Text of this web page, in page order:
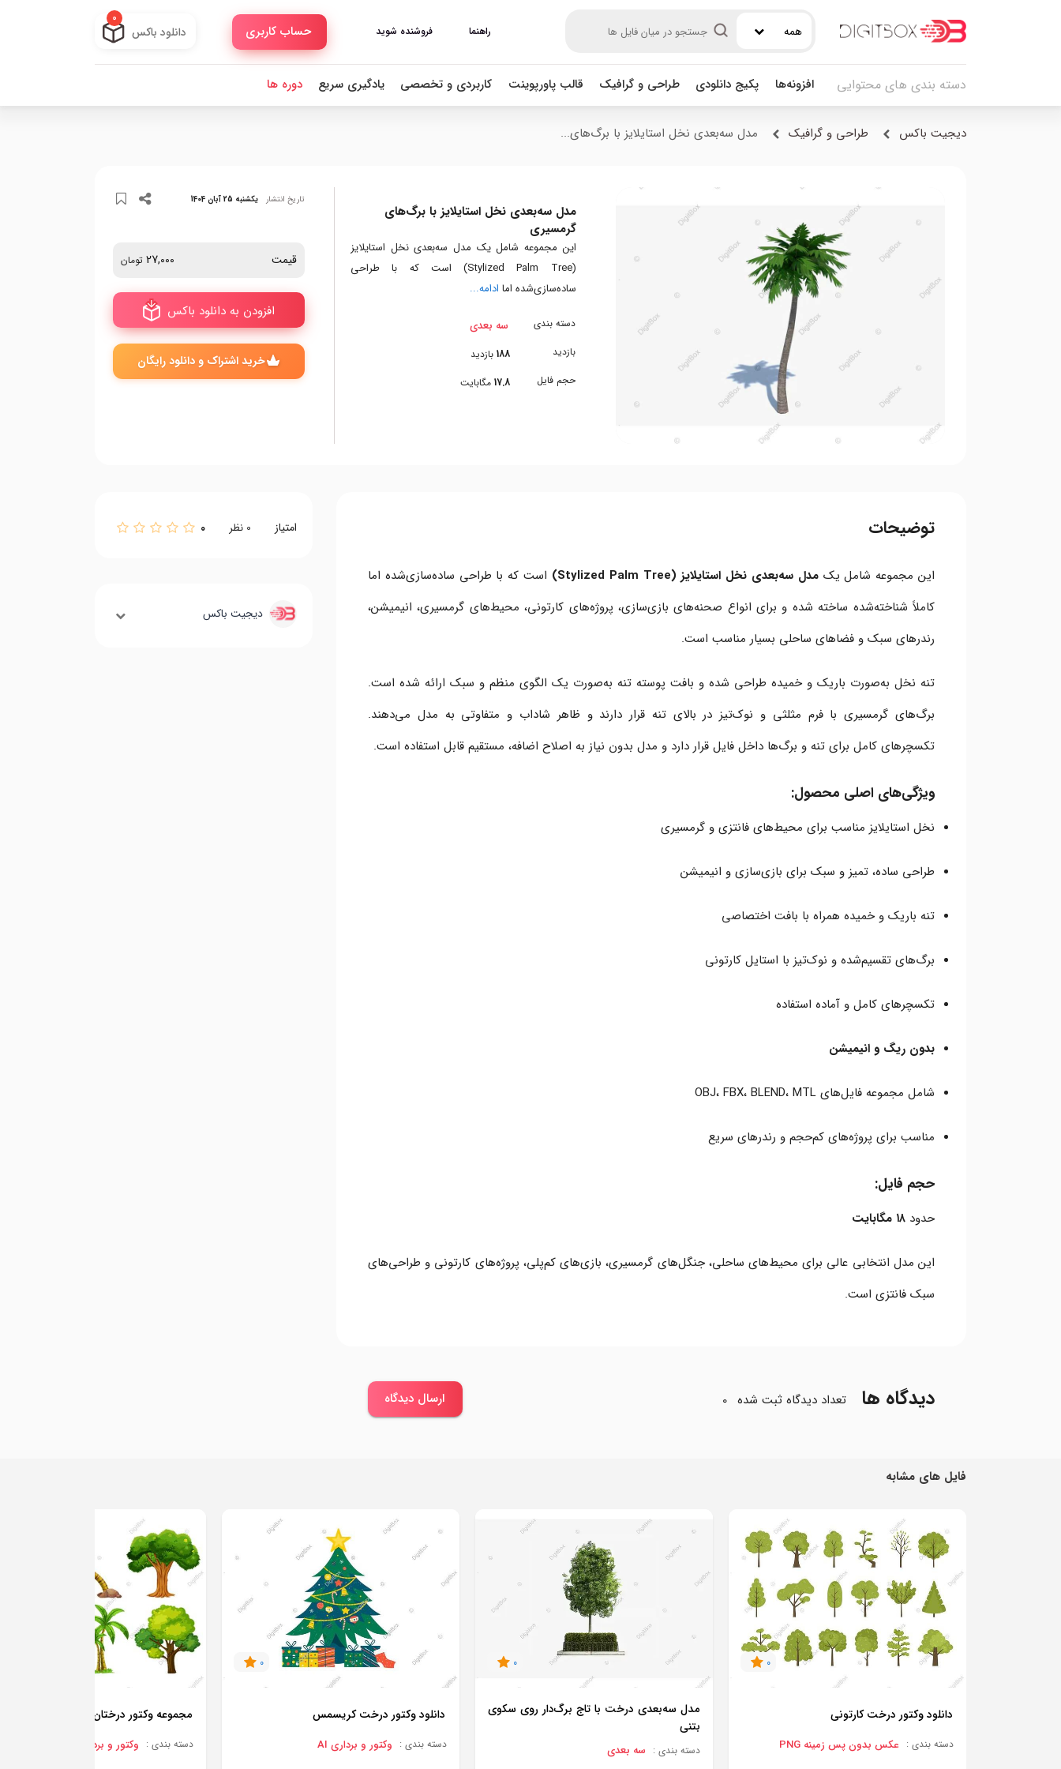
همه راهنما فروشنده شوید حساب کاربری دانلود باکس
0
دسته بندی های محتوایی افزونه‌ها پکیج دانلودی طراحی و گرافیک قالب پاورپوینت کاربردی و تخصصی یادگیری سریع دوره ها
دیجیت باکس طراحی و گرافیک مدل سه‌بعدی نخل استایلایز با برگ‌های...
مدل سه‌بعدی نخل استایلایز با برگ‌های
گرمسیری
این مجموعه شامل یک مدل سه‌بعدی نخل استایلایز
(Stylized Palm Tree) است که با طراحی
ساده‌سازی‌شده اما ادامه...
دسته بندی
بازدید
حجم فایل
سه بعدی
188 بازدید
17.8 مگابایت
تاریخ انتشار یکشنبه 25 آبان 1404
قیمت 27,000 تومان
افزودن به دانلود باکس
خرید اشتراک و دانلود رایگان
توضیحات
این مجموعه شامل یکمدل سه‌بعدی نخل استایلایز (Stylized Palm Tree)
است که با طراحی ساده‌سازی‌شده اما
کاملاً شناخته‌شده ساخته شده و برای انواع صحنه‌های بازی‌سازی، پروژه‌های کارتونی، محیط‌های گرمسیری، انیمیشن،
رندرهای سبک و فضاهای ساحلی بسیار مناسب است.
تنه نخل به‌صورت باریک و خمیده طراحی شده و بافت پوسته تنه به‌صورت یک الگوی منظم و سبک ارائه شده است.
برگ‌های گرمسیری با فرم مثلثی و نوک‌تیز در بالای تنه قرار دارند و ظاهر شاداب و متفاوتی به مدل می‌دهند.
تکسچرهای کامل برای تنه و برگ‌ها داخل فایل قرار دارد و مدل بدون نیاز به اصلاح اضافه، مستقیم قابل استفاده است.
ویژگی‌های اصلی محصول:
نخل استایلایز مناسب برای محیط‌های فانتزی و گرمسیری
طراحی ساده، تمیز و سبک برای بازی‌سازی و انیمیشن
تنه باریک و خمیده همراه با بافت اختصاصی
برگ‌های تقسیم‌شده و نوک‌تیز با استایل کارتونی
تکسچرهای کامل و آماده استفاده
بدون ریگ و انیمیشن
شامل مجموعه فایل‌های OBJ، FBX، BLEND، MTL
مناسب برای پروژه‌های کم‌حجم و رندرهای سریع
حجم فایل:
حدود ۱۸ مگابایت
این مدل انتخابی عالی برای محیط‌های ساحلی، جنگل‌های گرمسیری، بازی‌های کم‌پلی، پروژه‌های کارتونی و طراحی‌های
سبک فانتزی است.
دیدگاه ها تعداد دیدگاه ثبت شده 0 ارسال دیدگاه
امتیاز 0 نظر 0
دیجیت باکس
فایل های مشابه
0
دانلود وکتور درخت کارتونی
دسته بندی : عکس بدون پس زمینه PNG
0
مدل سه‌بعدی درخت با تاج برگ‌دار روی سکوی
بتنی
دسته بندی : سه بعدی
0
دانلود وکتور درخت کریسمس
دسته بندی : وکتور و برداری AI
مجموعه وکتور درختان فانتزی
دسته بندی : وکتور و برداری AI